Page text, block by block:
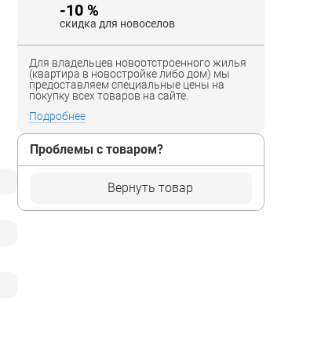
-10 %
скидка для новоселов
Для владельцев новоотстроенного жилья
(квартира в новостройке либо дом) мы
предоставляем специальные цены на
покупку всех товаров на сайте.
Подробнее
Проблемы с товаром?
Вернуть товар